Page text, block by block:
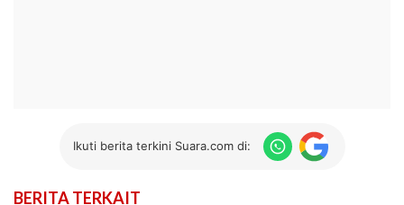
Ikuti berita terkini Suara.com di:
BERITA TERKAIT